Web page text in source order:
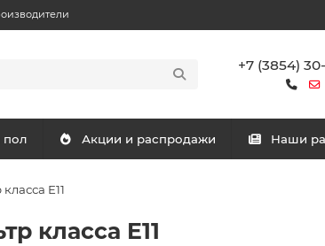
+7 (3854)
пол Акции и распродажи Наши
E11
класса E11